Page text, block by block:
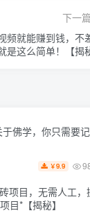
下一篇
频就能赚到钱，不
这么简单！【揭
佛学，你只需要记
￥9.9
项目，无需人工，
目*【揭秘】